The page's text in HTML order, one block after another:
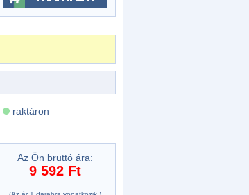
raktáron
Az Ön bruttó ára:
9 592 Ft